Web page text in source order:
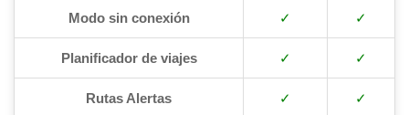
Modo sin conexión ✓ ✓
Planificador de viajes ✓ ✓
Rutas Alertas ✓ ✓